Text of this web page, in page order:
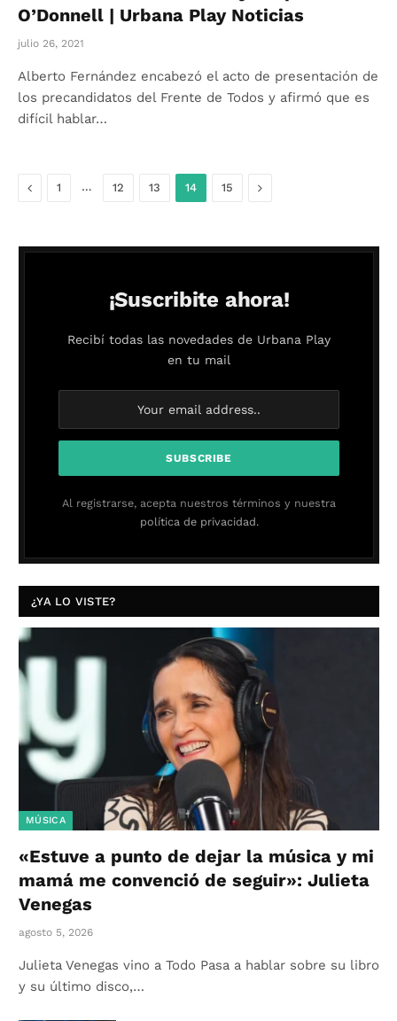
O’Donnell | Urbana Play Noticias
julio 26, 2021
Alberto Fernández encabezó el acto de presentación de
los precandidatos del Frente de Todos y afirmó que es
difícil hablar…
Anterior
1 … 12 13 14 15 Siguiente
¡Suscribite ahora!
Recibí todas las novedades de Urbana Play
en tu mail
Al registrarse, acepta nuestros términos y nuestra
política de privacidad.
¿YA LO VISTE?
MÚSICA
«Estuve a punto de dejar la música y mi
mamá me convenció de seguir»: Julieta
Venegas
agosto 5, 2026
Julieta Venegas vino a Todo Pasa a hablar sobre su libro
y su último disco,…